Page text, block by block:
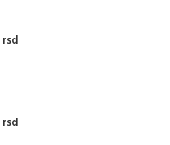
rsd
rsd